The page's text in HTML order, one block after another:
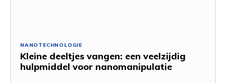
NANOTECHNOLOGIE
Kleine deeltjes vangen: een veelzijdig
hulpmiddel voor nanomanipulatie